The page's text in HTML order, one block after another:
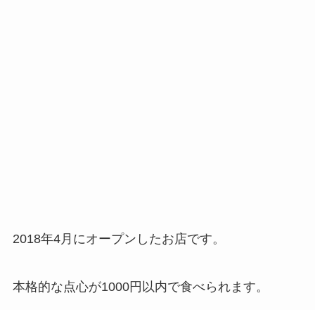
2018年4月にオープンしたお店です。
本格的な点心が1000円以内で食べられます。